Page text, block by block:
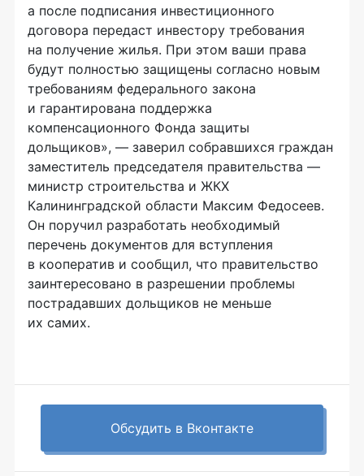
а после подписания инвестиционного
договора передаст инвестору требования
на получение жилья. При этом ваши права
будут полностью защищены согласно новым
требованиям федерального закона
и гарантирована поддержка
компенсационного Фонда защиты
дольщиков», — заверил собравшихся граждан
заместитель председателя правительства —
министр строительства и ЖКХ
Калининградской области Максим Федосеев.
Он поручил разработать необходимый
перечень документов для вступления
в кооператив и сообщил, что правительство
заинтересовано в разрешении проблемы
пострадавших дольщиков не меньше
их самих.
Обсудить в Вконтакте